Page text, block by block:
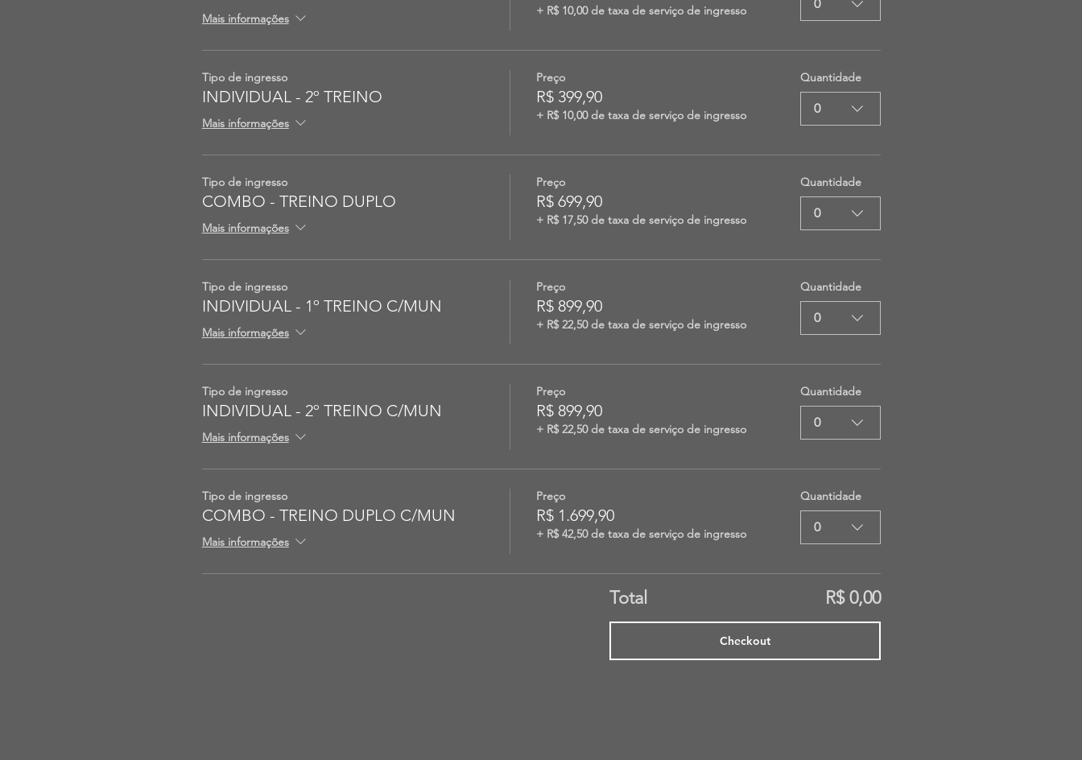
Mais informações
+ R$ 10,00 de taxa de serviço de ingresso 0
Tipo de ingresso
INDIVIDUAL - 2º TREINO
Mais informações
Preço
R$ 399,90
+ R$ 10,00 de taxa de serviço de ingresso
Quantidade
0
Tipo de ingresso
COMBO - TREINO DUPLO
Mais informações
Preço
R$ 699,90
+ R$ 17,50 de taxa de serviço de ingresso
Quantidade
0
Tipo de ingresso
INDIVIDUAL - 1º TREINO C/MUN
Mais informações
Preço
R$ 899,90
+ R$ 22,50 de taxa de serviço de ingresso
Quantidade
0
Tipo de ingresso
INDIVIDUAL - 2º TREINO C/MUN
Mais informações
Preço
R$ 899,90
+ R$ 22,50 de taxa de serviço de ingresso
Quantidade
0
Tipo de ingresso
COMBO - TREINO DUPLO C/MUN
Mais informações
Preço
R$ 1.699,90
+ R$ 42,50 de taxa de serviço de ingresso
Quantidade
0
Total R$ 0,00
Checkout